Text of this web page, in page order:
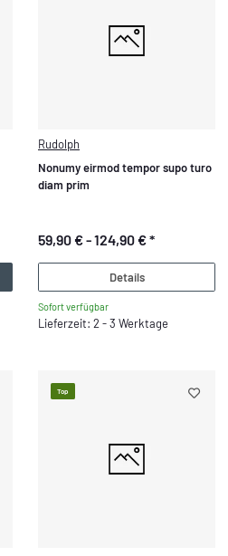
Rudolph
Nonumy eirmod tempor supo turo
diam prim
59,90 € -124,90 €*
Details
Sofort verfügbar
Lieferzeit: 2 - 3 Werktage
Top